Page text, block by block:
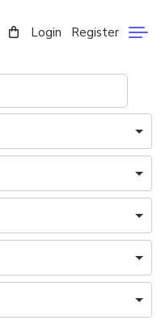
Login Register